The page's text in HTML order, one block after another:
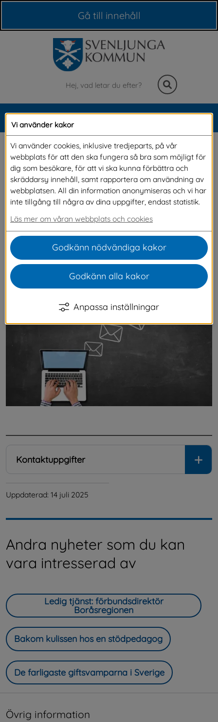
Gå till innehåll
Sök
Meny
Prenumerera på
information via e-post
Du kan få e-post utskick med nyheter, viktig
information, krisinformation och protokoll från
intresserad av med din e-post.
På "Min prenumeration" kan du starta och ändra din
prenumeration.
Kontaktuppgifter
Uppdaterad: 14 juli 2025
Andra nyheter som du kan
vara intresserad av
Ledig tjänst: förbundsdirektör
Boråsregionen
Bakom kulissen hos en stödpedagog
De farligaste giftsvamparna i Sverige
Övrig information
Vi använder kakor
Vi använder cookies, inklusive tredjeparts, på vår
webbplats för att den ska fungera så bra som möjligt för
dig som besökare, för att vi ska kunna förbättra och
skräddarsy innehåll, samt rapportera om användning av
webbplatsen. All din information anonymiseras och vi har
inte tillgång till några av dina uppgifter, endast statistik.
Läs mer om våran webbplats och cookies
Godkänn nödvändiga kakor
Godkänn alla kakor
Anpassa inställningar